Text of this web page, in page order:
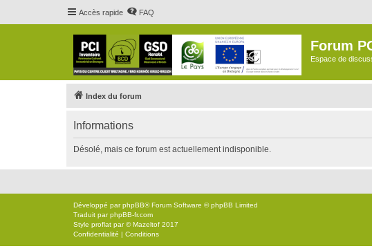
Accès rapide FAQ
Forum
Espace de
Index du forum
Informations
Désolé, mais ce forum est actuellement indisponible.
Développé parphpBB® Forum Software © phpBB Limited
Traduit parphpBB-fr.com
Style proflat par ©Mazeltof 2017
Confidentialité | Conditions